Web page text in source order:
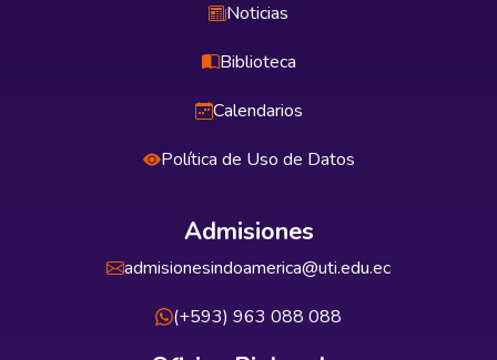
Noticias
Biblioteca
Calendarios
Política de Uso de Datos
Admisiones
admisionesindoamerica@uti.edu.ec
(+593) 963 088 088